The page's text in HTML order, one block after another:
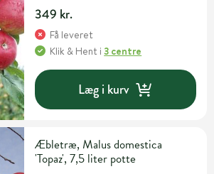
349 kr.
Få leveret
Klik & Hent i3 centre
Læg i kurv
Æbletræ, Malus domestica
'Topaz', 7,5 liter potte